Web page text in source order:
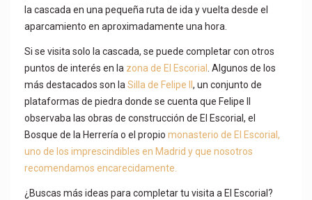
la cascada en una pequeña ruta de ida y vuelta desde el
aparcamiento en aproximadamente una hora.
Si se visita solo la cascada, se puede completar con otros
puntos de interés en la zona de El Escorial. Algunos de los
más destacados son laSilla de Felipe II , un conjunto de
plataformas de piedra donde se cuenta que Felipe II
observaba las obras de construcción de El Escorial, el
Bosque de la Herrería o el propio monasterio de El Escorial,
uno de los imprescindibles en Madrid y que nosotros
recomendamos encarecidamente.
¿Buscas más ideas para completar tu visita a El Escorial?